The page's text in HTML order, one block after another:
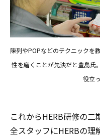
陳列やPOPなどのテクニックを
性を磨くことが先決だと豊島氏
役立
これからHERB研修の
全スタッフにHERBの理